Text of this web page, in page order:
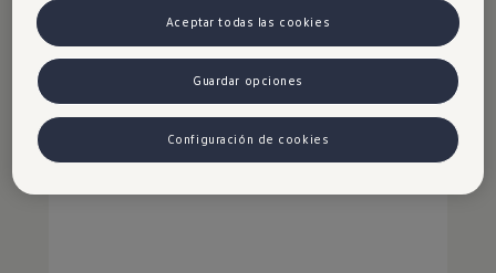
Aceptar todas las cookies
Guardar opciones
Configuración de cookies